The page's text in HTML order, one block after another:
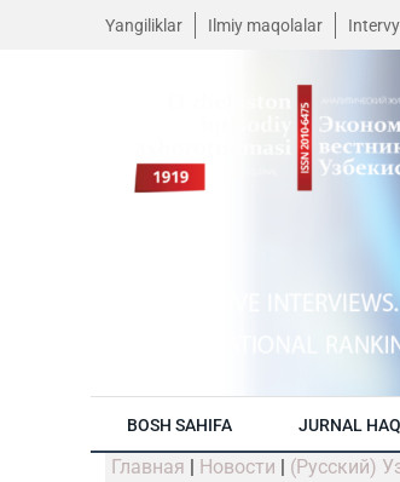
Yangiliklar Ilmiy maqolalar
BOSH SAHIFA JURNAL
Главная | Новости | (Русский)